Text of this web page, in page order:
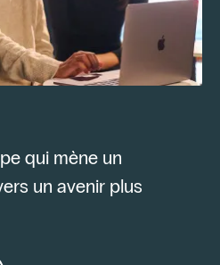
qui mène un
un avenir plus